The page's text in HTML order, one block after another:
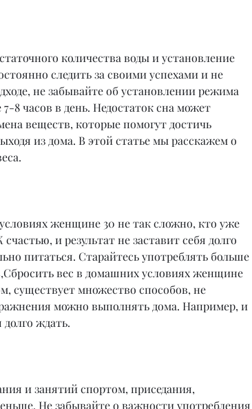
количества воды и установление
следить за своими успехами и не
не забывайте об установлении режима
8 часов в день. Недостаток сна может
веществ, которые помогут достичь
из дома. В этой статье мы расскажем о
женщине 30 не так сложно, кто уже
и результат не заставит себя долго
питаться. Старайтесь употреблять больше
вес в домашних условиях женщине
существует множество способов, не
можно выполнять дома. Например, и
долго ждать.
и занятий спортом, приседания,
Не забывайте о важности употребления